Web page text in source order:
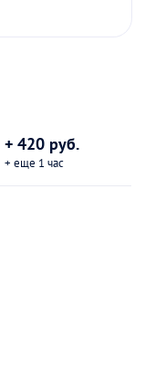
+ 420 руб.
+ еще 1 час